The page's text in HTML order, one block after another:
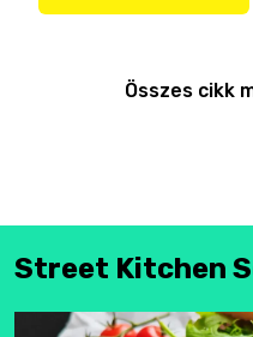
Összes cikk
Street Kitchen